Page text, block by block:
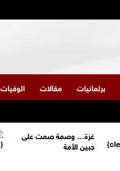
برلمانيات مقالات الوفيات
غزة… وصمة صمت على
جبين الأمة